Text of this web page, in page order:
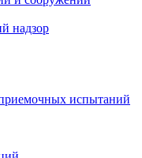
надзор
испытаний